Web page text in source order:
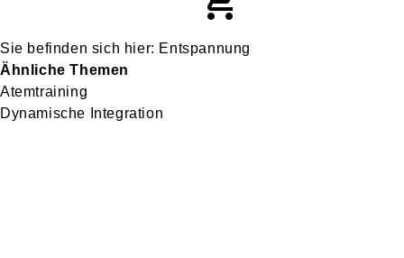
Entspannung
Ähnliche Themen
Atemtraining
Dynamische Integration